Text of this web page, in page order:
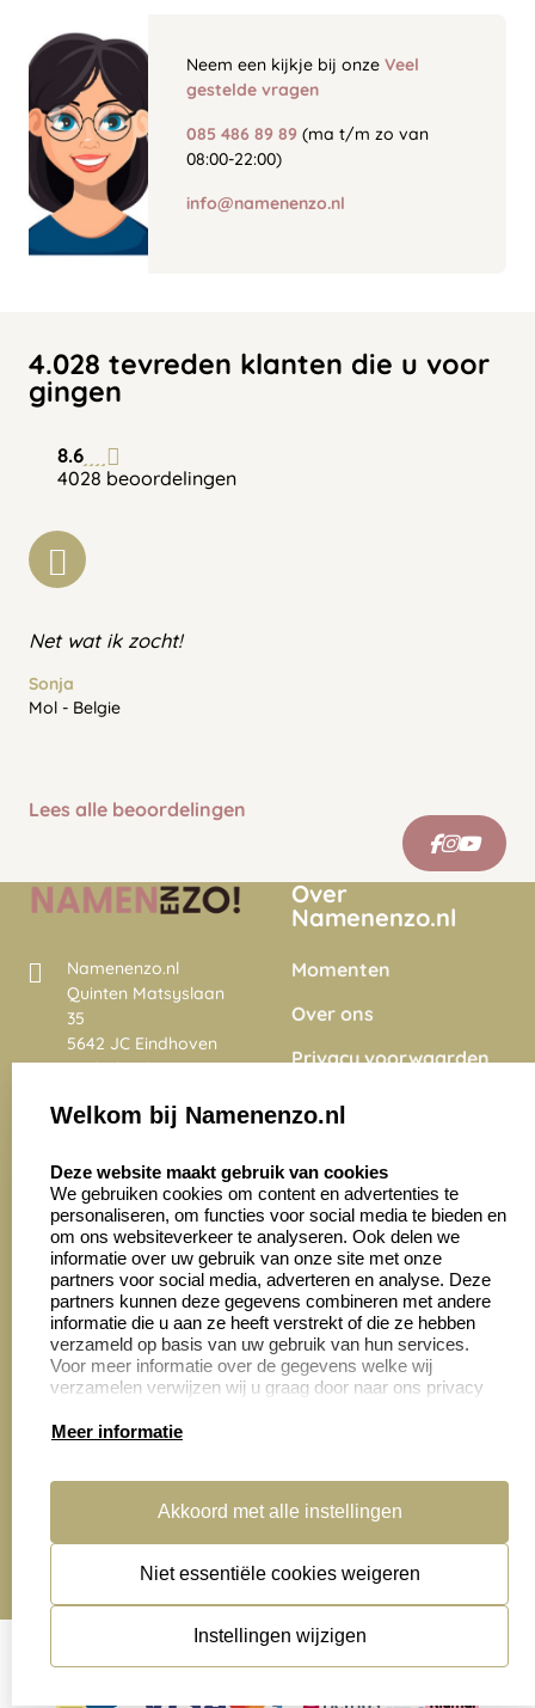
Neem een kijkje bij onze Veel
gestelde vragen
085 486 89 89 (ma t/m zo van
08:00-22:00)
info@namenenzo.nl
4.028 tevreden klanten die u voor
gingen
8.6
4028 beoordelingen
Net wat ik zocht!
Sonja
Mol - Belgie
Lees alle beoordelingen
Namenenzo.nl
Quinten Matsyslaan
35
5642 JC Eindhoven
Nederland
4028 beoordelingen
Over
Namenenzo.nl
Momenten
Over ons
Privacy voorwaarden
Onze vacatures
Zakelijk:
Aanvraag op maat
Cadeaubonnen
Klantenservice:
Contact opnemen
Veelgestelde vragen
Retourneren
handleidingen
algemene voorwaarden
disclaimer
Cookies resetten
Welkom bij Namenenzo.nl
Deze website maakt gebruik van cookies
We gebruiken cookies om content en advertenties te
personaliseren, om functies voor social media te bieden en
om ons websiteverkeer te analyseren. Ook delen we
informatie over uw gebruik van onze site met onze
partners voor social media, adverteren en analyse. Deze
partners kunnen deze gegevens combineren met andere
informatie die u aan ze heeft verstrekt of die ze hebben
verzameld op basis van uw gebruik van hun services.
Voor meer informatie over de gegevens welke wij
verzamelen verwijzen wij u graag door naar ons privacy
Meer informatie
Akkoord met alle instellingen
Niet essentiële cookies weigeren
Instellingen wijzigen